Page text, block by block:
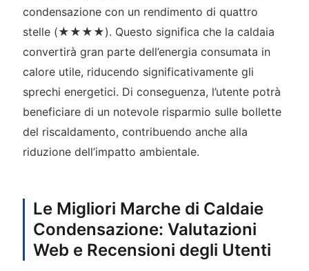
condensazione con un rendimento di quattro
stelle (★★★★). Questo significa che la caldaia
convertirà gran parte dell’energia consumata in
calore utile, riducendo significativamente gli
sprechi energetici. Di conseguenza, l’utente potrà
beneficiare di un notevole risparmio sulle bollette
del riscaldamento, contribuendo anche alla
riduzione dell’impatto ambientale.
Le Migliori Marche di Caldaie
Condensazione: Valutazioni
Web e Recensioni degli Utenti